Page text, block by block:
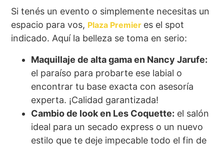
Si tenés un evento o simplemente necesitas un
espacio para vos, Plaza Premier es el spot
indicado. Aquí la belleza se toma en serio:
Maquillaje de alta gama en Nancy Jarufe:
el paraíso para probarte ese labial o
encontrar tu base exacta con asesoría
experta. ¡Calidad garantizada!
Cambio de look en Les Coquette: el salón
ideal para un secado express o un nuevo
estilo que te deje impecable todo el fin de